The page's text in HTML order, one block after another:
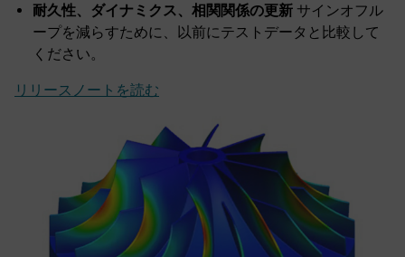
耐久性、ダイナミクス、相関関係の更新 サインオフル
ープを減らすために、以前にテストデータと比較して
ください。
リリースノートを読む